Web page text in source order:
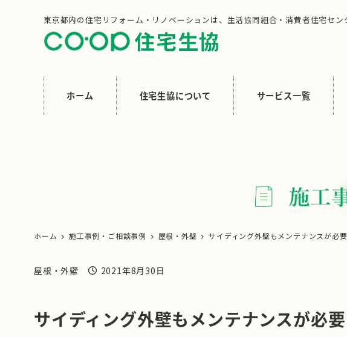
東京都内の住宅リフォーム・リノベーションは、生活協同組合・消費者住宅セン
ホーム 住宅生協について サービス一覧
ホーム 施工事例・ご相談事例 屋根・外壁 サイディング外壁もメンテナンスが必
投稿日
2021年8月30日
施工事例・ご相談事例カテゴリー
屋根・外壁
サイディング外壁もメンテナンスが必